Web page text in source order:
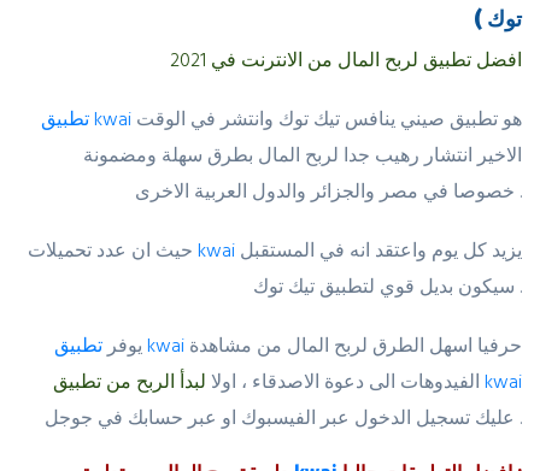
توك )
افضل تطبيق لربح المال من الانترنت في 2021
تطبيق kwai
الاخير انتشار رهيب جدا لربح المال بطرق سهلة ومضمونة
خصوصا في مصر والجزائر والدول العربية الاخرى .
kwai يزيد كل يوم واعتقد انه في المستقبل
سيكون بديل قوي لتطبيق تيك توك .
يوفر تطبيق kwai
الفيدوهات الى دعوة الاصدقاء ، اولا لبدأ الربح من تطبيق
kwai
عليك تسجيل الدخول عبر الفيسبوك او عبر حسابك في جوجل .